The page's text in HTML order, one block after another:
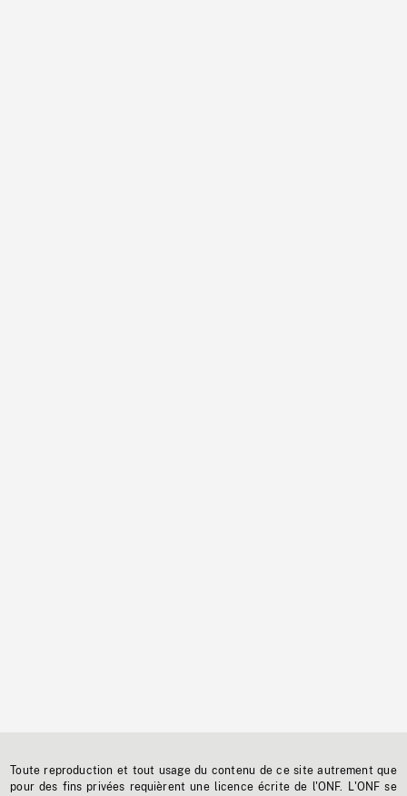
Toute reproduction et tout usage du contenu de ce site autrement que
pour des fins privées requièrent une licence écrite de l'ONF. L'ONF se